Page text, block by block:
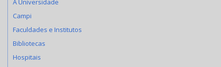
Campi
Faculdades e Institutos
Bibliotecas
Hospitais